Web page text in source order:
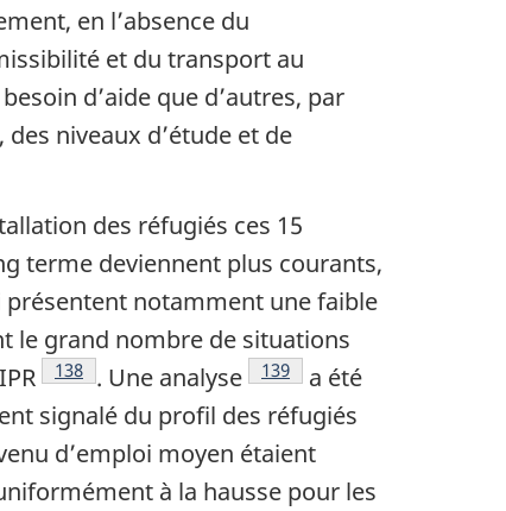
en l’absence du
et du transport au
d’aide que d’autres, par
niveaux d’étude et de
des réfugiés ces 15
terme deviennent plus courants,
notamment une faible
le grand nombre de situations
Notes de bas de page
138 . Une analyse Notes de bas de page
139
a été
signalé du profil des réfugiés
d’emploi moyen étaient
à la hausse pour les